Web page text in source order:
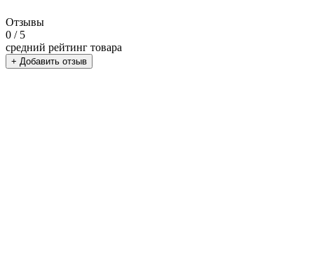
Отзывы
0 / 5
средний рейтинг товара
+ Добавить отзыв